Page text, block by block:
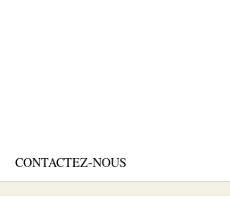
CONTACTEZ-NOUS